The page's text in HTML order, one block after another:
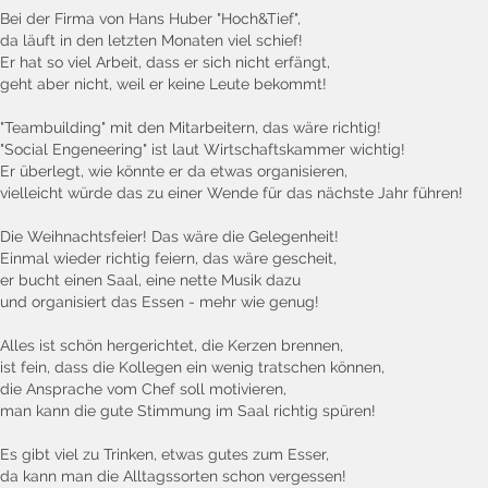
Bei der Firma von Hans Huber "Hoch&Tief",
da läuft in den letzten Monaten viel schief!
Er hat so viel Arbeit, dass er sich nicht erfängt,
geht aber nicht, weil er keine Leute bekommt!
"Teambuilding" mit den Mitarbeitern, das wäre richtig!
"Social Engeneering" ist laut Wirtschaftskammer wichtig!
Er überlegt, wie könnte er da etwas organisieren,
vielleicht würde das zu einer Wende für das nächste Jahr führen!
Die Weihnachtsfeier! Das wäre die Gelegenheit!
Einmal wieder richtig feiern, das wäre gescheit,
er bucht einen Saal, eine nette Musik dazu
und organisiert das Essen - mehr wie genug!
Alles ist schön hergerichtet, die Kerzen brennen,
ist fein, dass die Kollegen ein wenig tratschen können,
die Ansprache vom Chef soll motivieren,
man kann die gute Stimmung im Saal richtig spüren!
Es gibt viel zu Trinken, etwas gutes zum Esser,
da kann man die Alltagssorten schon vergessen!